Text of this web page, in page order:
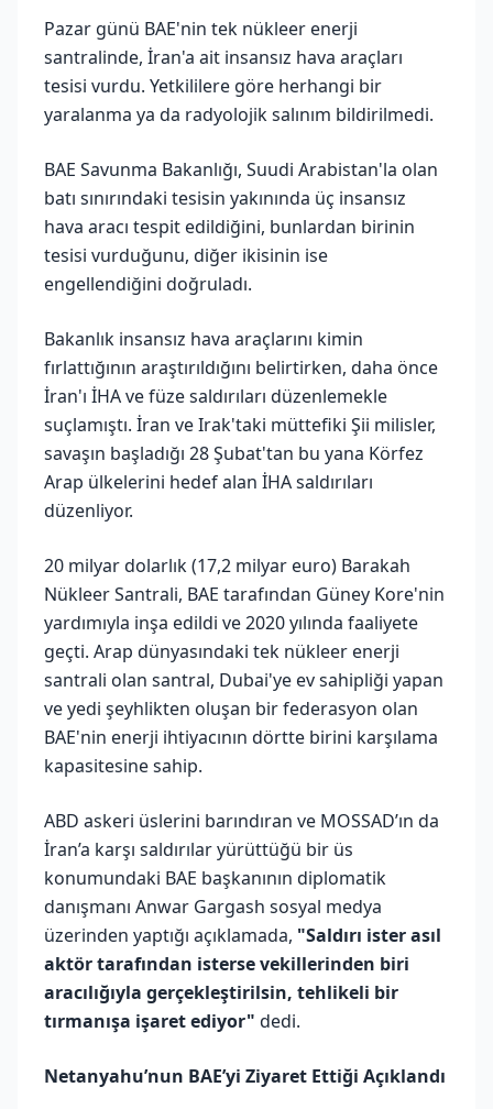
Pazar günü BAE'nin tek nükleer enerji
santralinde, İran'a ait insansız hava araçları
tesisi vurdu. Yetkililere göre herhangi bir
yaralanma ya da radyolojik salınım bildirilmedi.
BAE Savunma Bakanlığı, Suudi Arabistan'la olan
batı sınırındaki tesisin yakınında üç insansız
hava aracı tespit edildiğini, bunlardan birinin
tesisi vurduğunu, diğer ikisinin ise
engellendiğini doğruladı.
Bakanlık insansız hava araçlarını kimin
fırlattığının araştırıldığını belirtirken, daha önce
İran'ı İHA ve füze saldırıları düzenlemekle
suçlamıştı. İran ve Irak'taki müttefiki Şii milisler,
savaşın başladığı 28 Şubat'tan bu yana Körfez
Arap ülkelerini hedef alan İHA saldırıları
düzenliyor.
20 milyar dolarlık (17,2 milyar euro) Barakah
Nükleer Santrali, BAE tarafından Güney Kore'nin
yardımıyla inşa edildi ve 2020 yılında faaliyete
geçti. Arap dünyasındaki tek nükleer enerji
santrali olan santral, Dubai'ye ev sahipliği yapan
ve yedi şeyhlikten oluşan bir federasyon olan
BAE'nin enerji ihtiyacının dörtte birini karşılama
kapasitesine sahip.
ABD askeri üslerini barındıran ve MOSSAD’ın da
İran’a karşı saldırılar yürüttüğü bir üs
konumundaki BAE başkanının diplomatik
danışmanı Anwar Gargash sosyal medya
üzerinden yaptığı açıklamada, "Saldırı ister asıl
aktör tarafından isterse vekillerinden biri
aracılığıyla gerçekleştirilsin, tehlikeli bir
tırmanışa işaret ediyor" dedi.
Netanyahu’nun BAE’yi Ziyaret Ettiği Açıklandı